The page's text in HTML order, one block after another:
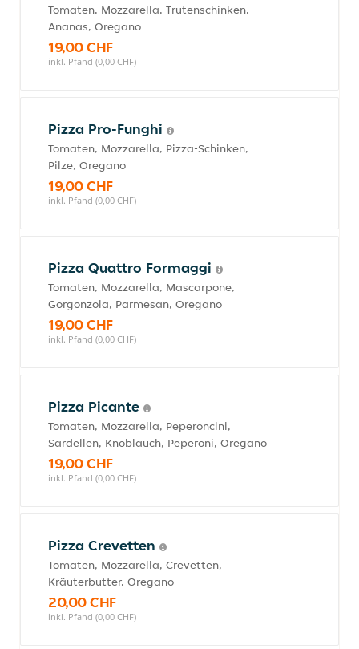
Tomaten, Mozzarella, Trutenschinken,
Ananas, Oregano
19,00 CHF
inkl. Pfand (0,00 CHF)
Pizza Pro-Funghi
Tomaten, Mozzarella, Pizza-Schinken,
Pilze, Oregano
19,00 CHF
inkl. Pfand (0,00 CHF)
Pizza Quattro Formaggi
Tomaten, Mozzarella, Mascarpone,
Gorgonzola, Parmesan, Oregano
19,00 CHF
inkl. Pfand (0,00 CHF)
Pizza Picante
Tomaten, Mozzarella, Peperoncini,
Sardellen, Knoblauch, Peperoni, Oregano
19,00 CHF
inkl. Pfand (0,00 CHF)
Pizza Crevetten
Tomaten, Mozzarella, Crevetten,
Kräuterbutter, Oregano
20,00 CHF
inkl. Pfand (0,00 CHF)